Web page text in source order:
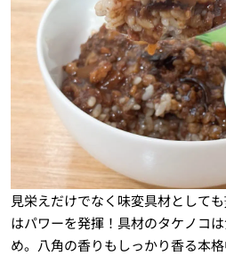
見栄えだけでなく味変具材として
はパワーを発揮！具材のタケノコ
め。八角の香りもしっかり香る本格